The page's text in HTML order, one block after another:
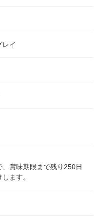
レイ
賞味期限まで残り250日
ます。